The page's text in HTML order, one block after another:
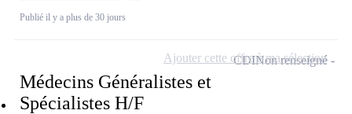
Publié il y a plus de 30 jours
Médecins Généralistes et
Spécialistes H/F
CDINon renseigné
Ajouter cette offre à ma sélection